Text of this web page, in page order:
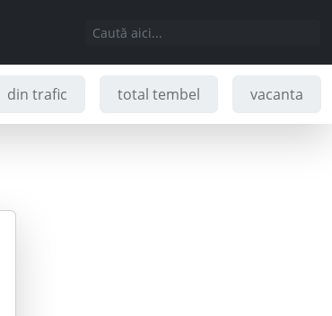
din trafic total tembel vacanta